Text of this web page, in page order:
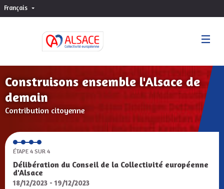
Français Choisir la langue
Construisons ensemble l'Alsace de
demain
Contribution citoyenne
ÉTAPE 4 SUR 4
Délibération du Conseil de la Collectivité européenne
d'Alsace
18/12/2023 - 19/12/2023